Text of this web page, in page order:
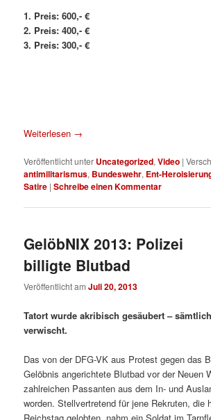
1. Preis: 600,- €
2. Preis: 400,- €
3. Preis: 300,- €
Weiterlesen →
Veröffentlicht unter Uncategorized,Video |
antimilitarismus, Bundeswehr, Ent-
Satire |Schreibe einen Kommentar
GelöbNIX 2013: Polizei
billigte Blutbad
Veröffentlicht amJuli 20, 2013
Tatort wurde akribisch gesäubert –
verwischt.
Das von der DFG-VK aus Protest gegen das
Gelöbnis angerichtete Blutbad vor der Neuen
zahlreichen Passanten aus dem In- und
worden. Stellvertretend für jene Rekruten, die